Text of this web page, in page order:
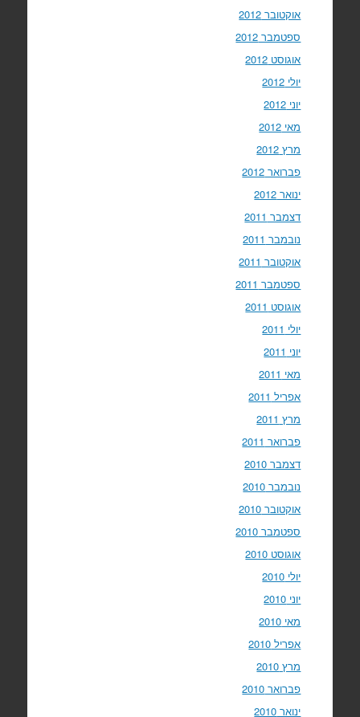
אוקטובר 2012
ספטמבר 2012
אוגוסט 2012
יולי 2012
יוני 2012
מאי 2012
מרץ 2012
פברואר 2012
ינואר 2012
דצמבר 2011
נובמבר 2011
אוקטובר 2011
ספטמבר 2011
אוגוסט 2011
יולי 2011
יוני 2011
מאי 2011
אפריל 2011
מרץ 2011
פברואר 2011
דצמבר 2010
נובמבר 2010
אוקטובר 2010
ספטמבר 2010
אוגוסט 2010
יולי 2010
יוני 2010
מאי 2010
אפריל 2010
מרץ 2010
פברואר 2010
ינואר 2010